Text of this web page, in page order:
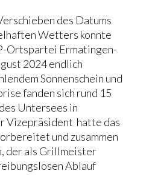
des Datums
Wetters konnte
Ortspartei Ermatingen-
2024 endlich
Sonnenschein und
fanden sich rund 15
Untersees in
Vizepräsident hatte das
und zusammen
der als Grillmeister
Ablauf